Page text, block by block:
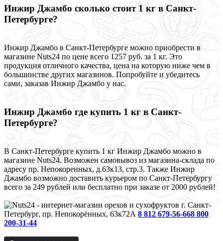
Инжир Джамбо сколько стоит 1 кг в Санкт-
Петербурге?
Инжир Джамбо в Санкт-Петербурге можно приобрести в
магазине Nuts24 по цене всего 1257 руб. за 1 кг. Это
продукция отличного качества, цена на которую ниже чем в
большинстве других магазинов. Попробуйте и убедитесь
сами, заказав Инжир Джамбо у нас.
Инжир Джамбо где купить 1 кг в Санкт-
Петербурге?
В Санкт-Петербурге купить 1 кг Инжир Джамбо можно в
магазине Nuts24. Возможен самовывоз из магазина-склада по
адресу пр. Непокоренных, д.63к13, стр.3. Также Инжир
Джамбо возможно доставить курьером по Санкт-Петербургу
всего за 249 рублей или бесплатно при заказе от 2000 рублей!
г. Санкт-
Петербург, пр. Непокорённых, 63к72А 8 812 679-56-668 800
200-31-44